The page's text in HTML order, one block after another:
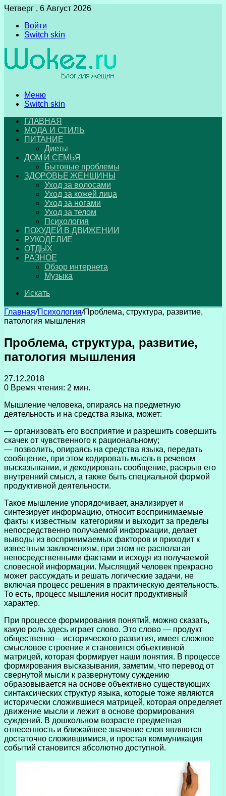
Четверг , 6 Август 2026
Войти
Switch skin
Меню
Switch skin
ГЛАВНАЯ
МОДА И СТИЛЬ
ПИТАНИЕ
Диеты
ДОМ И СЕМЬЯ
Бытовые проблемы
ЗДОРОВЬЕ ЖЕНЩИНЫ
Уход за волосами
Уход за кожей лица
Уход за ногами
Уход за телом
Психология
ПОХУДЕЙ В ДВИЖЕНИИ
РУКОДЕЛИЕ
ОТДЫХ
РАЗНОЕ
Обзор интернета
Музыка
Искать
Главная/Психология/Проблема, структура, развитие,
патология мышления
Проблема, структура, развитие,
патология мышления
27.12.2018
0 Время чтения: 2 мин.
Мышление человека, опираясь на предметную
деятельность и на средства языка, может:
— организовать его восприятие и разрешить совершить
скачек от чувственного к рациональному;
— позволить, опираясь на средства языка, передать
сообщение, при этом кодировать мысль в речевом
высказывании, и декодировать сообщение, раскрыв его
внутренний смысл, а также быть специальной формой
продуктивной деятельности.
Такое мышление упорядочивает, анализирует и
синтезирует информацию, относит воспринимаемые
факты к известным категориям и выходит за пределы
непосредственно получаемой информации, делает
выводы из воспринимаемых факторов и приходит к
известным заключениям, при этом не располагая
непосредственными фактами и исходя из получаемой
словесной информации. Мыслящий человек прекрасно
может рассуждать и решать логические задачи, не
включая процесс решения в практическую деятельность.
То есть, процесс мышления носит продуктивный
характер.
При процессе формирования понятий, можно сказать,
какую роль здесь играет слово. Это слово — продукт
общественно – исторического развития, имеет сложное
смысловое строение и становится объективной
матрицей, которая формирует наши понятия. В процессе
формирования высказывания, заметим, что перевод от
свернутой мысли к развернутому суждению
образовывается на основе объективно существующих
синтаксических структур языка, которые тоже являются
исторически сложившиеся матрицей, которая определяет
движение мысли и лежит в основе формирования
суждений. В дошкольном возрасте предметная
отнесенность и ближайшее значение слов являются
достаточно сложившимися, и простая коммуникация
событий становится абсолютно доступной.